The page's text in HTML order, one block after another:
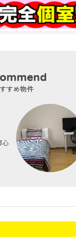
すめ物件
心